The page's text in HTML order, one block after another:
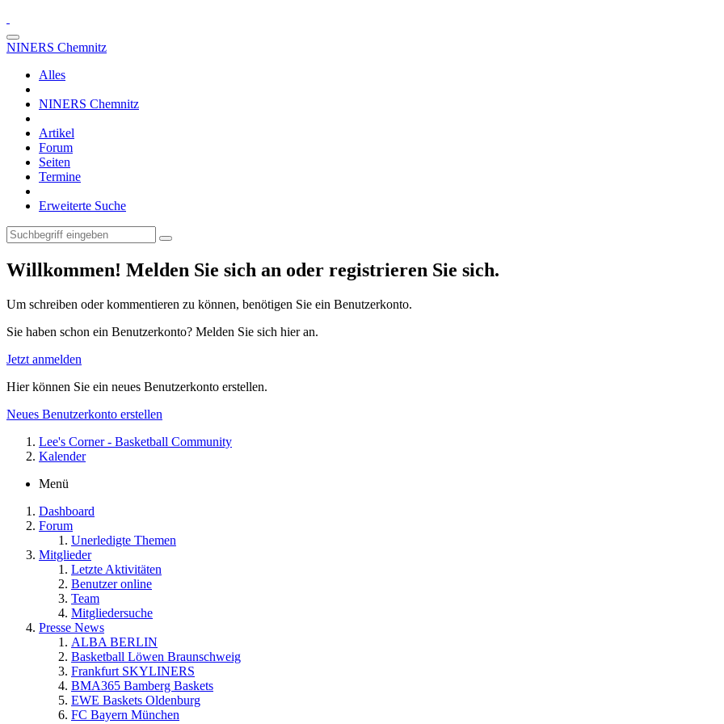
NINERS Chemnitz
Alles
NINERS Chemnitz
Artikel
Forum
Seiten
Termine
Erweiterte Suche
Willkommen! Melden Sie sich an oder registrieren Sie sich.
Um schreiben oder kommentieren zu können, benötigen Sie ein Benutzerkonto.
Sie haben schon ein Benutzerkonto? Melden Sie sich hier an.
Jetzt anmelden
Hier können Sie ein neues Benutzerkonto erstellen.
Neues Benutzerkonto erstellen
Lee's Corner - Basketball Community
Kalender
Menü
Dashboard
Forum
Unerledigte Themen
Mitglieder
Letzte Aktivitäten
Benutzer online
Team
Mitgliedersuche
Presse News
ALBA BERLIN
Basketball Löwen Braunschweig
Frankfurt SKYLINERS
BMA365 Bamberg Baskets
EWE Baskets Oldenburg
FC Bayern München